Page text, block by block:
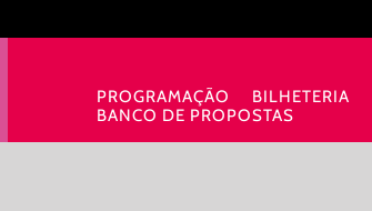
PROGRAMAÇÃO BILHETERIA
BANCO DE PROPOSTAS